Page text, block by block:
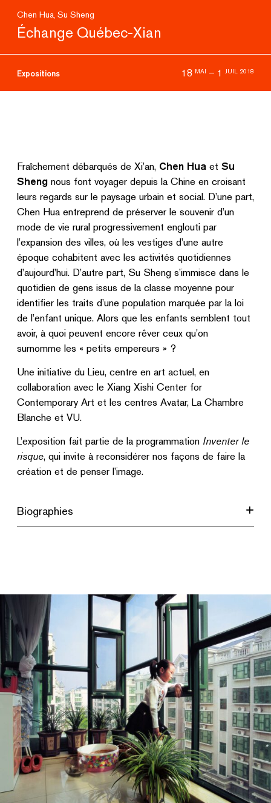
Chen Hua, Su Sheng
Échange Québec-Xian
Expositions 18 MAI – 1 JUIL 2018
Fraîchement débarqués de Xi’an, Chen Hua et Su
Sheng nous font voyager depuis la Chine en croisant
leurs regards sur le paysage urbain et social. D’une part,
Chen Hua entreprend de préserver le souvenir d’un
mode de vie rural progressivement englouti par
l’expansion des villes, où les vestiges d’une autre
époque cohabitent avec les activités quotidiennes
d’aujourd’hui. D’autre part, Su Sheng s’immisce dans le
quotidien de gens issus de la classe moyenne pour
identifier les traits d’une population marquée par la loi
de l’enfant unique. Alors que les enfants semblent tout
avoir, à quoi peuvent encore rêver ceux qu’on
surnomme les « petits empereurs » ?
Une initiative du Lieu, centre en art actuel, en
collaboration avec le Xiang Xishi Center for
Contemporary Art et les centres Avatar, La Chambre
Blanche et VU.
L’exposition fait partie de la programmation Inventer le
risque, qui invite à reconsidérer nos façons de faire la
création et de penser l’image.
Biographies